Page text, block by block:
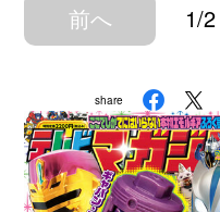
前へ 1/2
share